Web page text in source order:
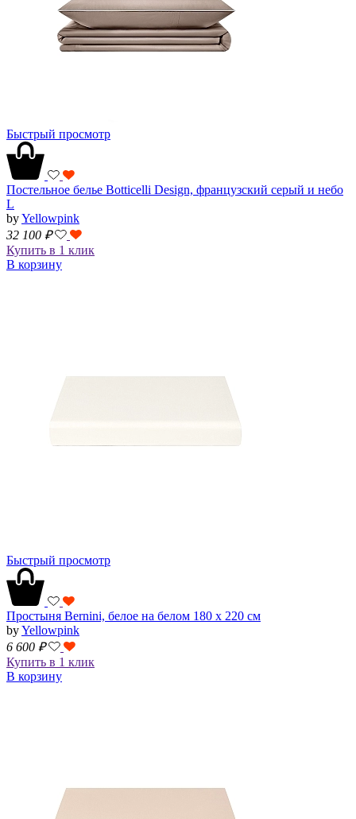
Быстрый просмотр
Постельное белье Botticelli Design, французский серый и небо
L
byYellowpink
32 100 ₽
Купить в 1 клик
В корзину
Быстрый просмотр
Простыня Bernini, белое на белом 180 х 220 см
byYellowpink
6 600 ₽
Купить в 1 клик
В корзину